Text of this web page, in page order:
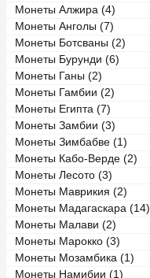
Монеты Алжира (4)
Монеты Анголы (7)
Монеты Ботсваны (2)
Монеты Бурунди (6)
Монеты Ганы (2)
Монеты Гамбии (2)
Монеты Египта (7)
Монеты Замбии (3)
Монеты Зимбабве (1)
Монеты Кабо-Верде (2)
Монеты Лесото (3)
Монеты Маврикия (2)
Монеты Мадагаскара (14)
Монеты Малави (2)
Монеты Марокко (3)
Монеты Мозамбика (1)
Монеты Намибии (1)